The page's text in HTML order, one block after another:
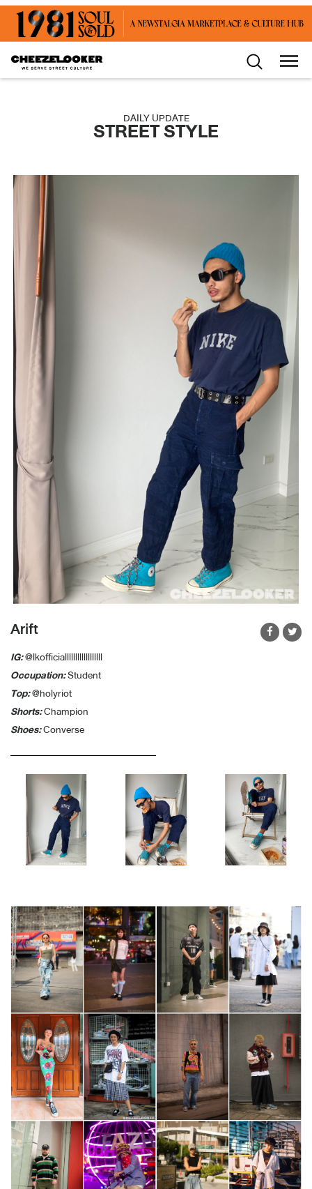
DAILY UPDATE
STREET STYLE
Arift
IG:@lkofficiallllllllllllllllll
Occupation:Student
Top:@holyriot
Shorts:Champion
Shoes:Converse